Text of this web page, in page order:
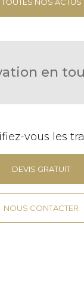
en
vous les
DEVIS GRATUIT
NOUS CONTACTER